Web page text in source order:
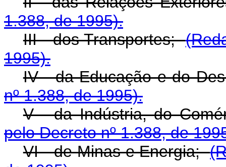
1.388, de 1995).
III - dos Transportes;
1995).
IV - da Educação e do
nº 1.388, de 1995).
V - da Indústria, do
pelo Decreto nº 1.388, de
VI - de Minas e Energia;